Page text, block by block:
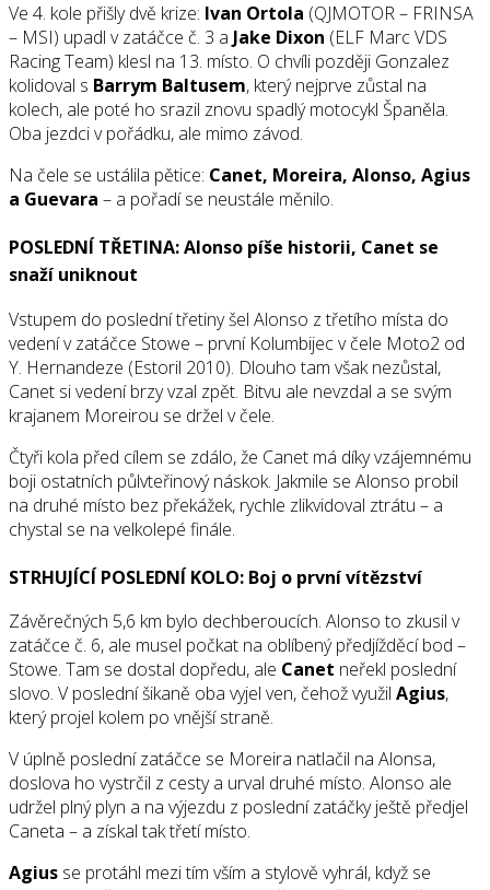
Ve 4. kole přišly dvě krize: Ivan Ortola (QJMOTOR – FRINSA
– MSI) upadl v zatáčce č. 3 a Jake Dixon (ELF Marc VDS
Racing Team) klesl na 13. místo. O chvíli později Gonzalez
kolidoval s Barrym Baltusem, který nejprve zůstal na
kolech, ale poté ho srazil znovu spadlý motocykl Španěla.
Oba jezdci v pořádku, ale mimo závod.
Na čele se ustálila pětice: Canet, Moreira, Alonso, Agius
a Guevara – a pořadí se neustále měnilo.
POSLEDNÍ TŘETINA: Alonso píše historii, Canet se
snaží uniknout
Vstupem do poslední třetiny šel Alonso z třetího místa do
vedení v zatáčce Stowe – první Kolumbijec v čele Moto2 od
Y. Hernandeze (Estoril 2010). Dlouho tam však nezůstal,
Canet si vedení brzy vzal zpět. Bitvu ale nevzdal a se svým
krajanem Moreirou se držel v čele.
Čtyři kola před cílem se zdálo, že Canet má díky vzájemnému
boji ostatních půlvteřinový náskok. Jakmile se Alonso probil
na druhé místo bez překážek, rychle zlikvidoval ztrátu – a
chystal se na velkolepé finále.
STRHUJÍCÍ POSLEDNÍ KOLO: Boj o první vítězství
Závěrečných 5,6 km bylo dechberoucích. Alonso to zkusil v
zatáčce č. 6, ale musel počkat na oblíbený předjížděcí bod –
Stowe. Tam se dostal dopředu, ale Canet neřekl poslední
slovo. V poslední šikaně oba vyjel ven, čehož využil Agius,
který projel kolem po vnější straně.
V úplně poslední zatáčce se Moreira natlačil na Alonsa,
doslova ho vystrčil z cesty a urval druhé místo. Alonso ale
udržel plný plyn a na výjezdu z poslední zatáčky ještě předjel
Caneta – a získal tak třetí místo.
Agius se protáhl mezi tím vším a stylově vyhrál, když se